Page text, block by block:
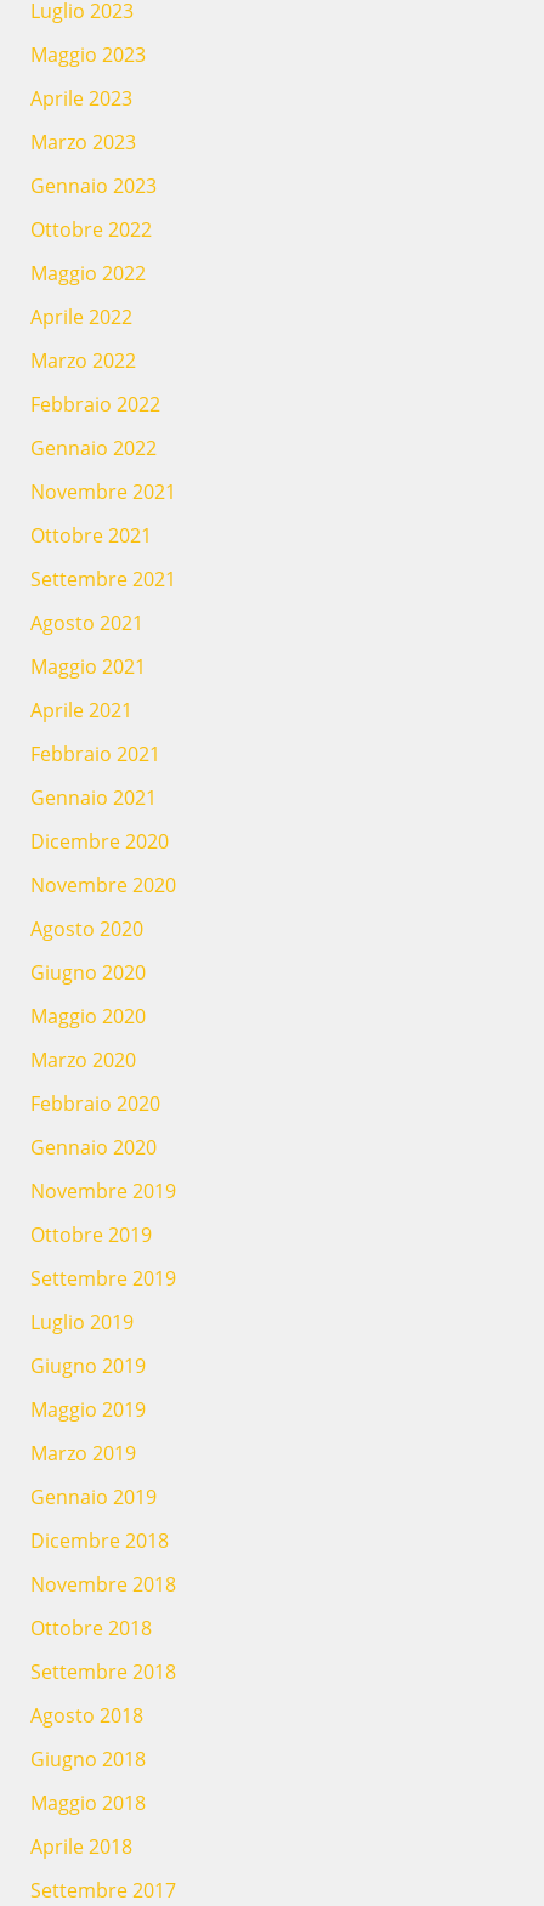
Luglio 2023
Maggio 2023
Aprile 2023
Marzo 2023
Gennaio 2023
Ottobre 2022
Maggio 2022
Aprile 2022
Marzo 2022
Febbraio 2022
Gennaio 2022
Novembre 2021
Ottobre 2021
Settembre 2021
Agosto 2021
Maggio 2021
Aprile 2021
Febbraio 2021
Gennaio 2021
Dicembre 2020
Novembre 2020
Agosto 2020
Giugno 2020
Maggio 2020
Marzo 2020
Febbraio 2020
Gennaio 2020
Novembre 2019
Ottobre 2019
Settembre 2019
Luglio 2019
Giugno 2019
Maggio 2019
Marzo 2019
Gennaio 2019
Dicembre 2018
Novembre 2018
Ottobre 2018
Settembre 2018
Agosto 2018
Giugno 2018
Maggio 2018
Aprile 2018
Settembre 2017